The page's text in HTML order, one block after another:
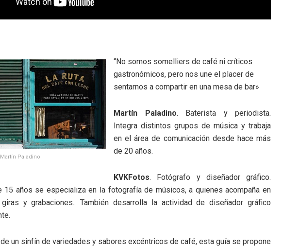
Paladino
“No somos somelliers de café ni críticos
gastronómicos, pero nos une el placer de
sentarnos a compartir en una mesa de bar»
Martín Paladino. Baterista y periodista.
Integra distintos grupos de música y trabaja
en el área de comunicación desde hace más
de 20 años.
KVKFotos. Fotógrafo y diseñador gráfico.
15 años se especializa en la fotografía de músicos, a quienes acompaña en
y grabaciones.. También desarrolla la actividad de diseñador gráfico
un sinfín de variedades y sabores excéntricos de café, esta guía se propone